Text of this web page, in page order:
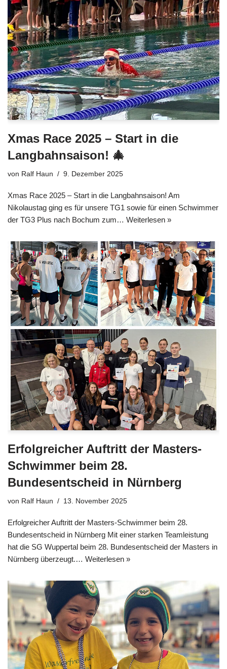
Xmas Race 2025 – Start in die
Langbahnsaison! 🎄
von Ralf Haun 9. Dezember 2025
Xmas Race 2025 – Start in die Langbahnsaison! Am
Nikolaustag ging es für unsere TG1 sowie für einen Schwimmer
der TG3 Plus nach Bochum zum… Weiterlesen »
Erfolgreicher Auftritt der Masters-
Schwimmer beim 28.
Bundesentscheid in Nürnberg
von Ralf Haun 13. November 2025
Erfolgreicher Auftritt der Masters-Schwimmer beim 28.
Bundesentscheid in Nürnberg Mit einer starken Teamleistung
hat die SG Wuppertal beim 28. Bundesentscheid der Masters in
Nürnberg überzeugt.… Weiterlesen »